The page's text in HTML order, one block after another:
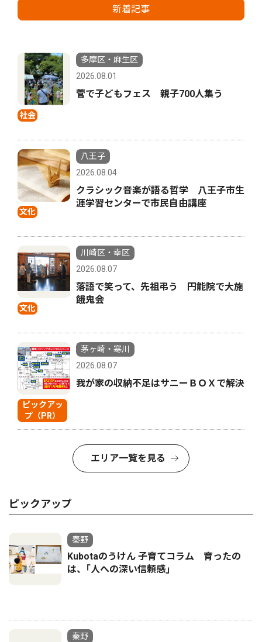
新着記事
社会
多摩区・麻生区
2026.08.01
菅で子どもフェス 親子700人集う
文化
八王子
2026.08.04
クラシック音楽が語る哲学 八王子市生
涯学習センターで市民自由講座
文化
川崎区・幸区
2026.08.07
落語で笑って、先祖弔う 円能院で大施
餓鬼会
ピックアッ
プ（PR）
茅ヶ崎・寒川
2026.08.07
我が家の収納不足はサニーＢＯＸで解決
エリア一覧を見る
ピックアップ
秦野
Kubotaのうけん 子育てコラム 育ったの
は、｢人への深い信頼感｣
秦野